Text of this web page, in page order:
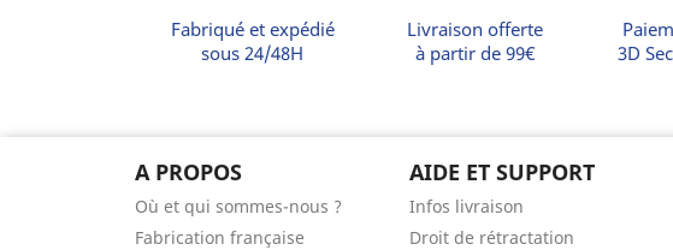
Fabriqué et expédié
sous 24/48H
Livraison offerte
à partir de 99€
3D
A PROPOS
Où et qui sommes-nous ?
Fabrication française
AIDE ET SUPPORT
Infos livraison
Droit de rétractation